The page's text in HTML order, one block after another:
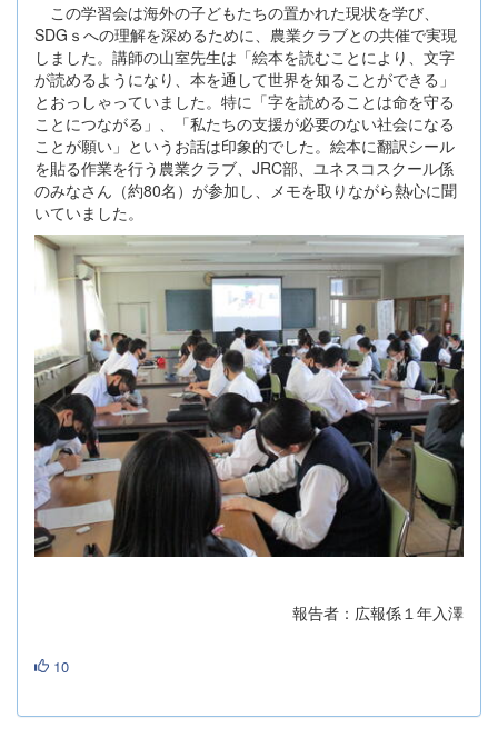
この学習会は海外の子どもたちの置かれた現状を学び、
SDGｓへの理解を深めるために、農業クラブとの共催で実現
しました。講師の山室先生は「絵本を読むことにより、文字
が読めるようになり、本を通して世界を知ることができる」
とおっしゃっていました。特に「字を読めることは命を守る
ことにつながる」、「私たちの支援が必要のない社会になる
ことが願い」というお話は印象的でした。絵本に翻訳シール
を貼る作業を行う農業クラブ、JRC部、ユネスコスクール係
のみなさん（約80名）が参加し、メモを取りながら熱心に聞
いていました。
報告者：広報係１年入澤
10